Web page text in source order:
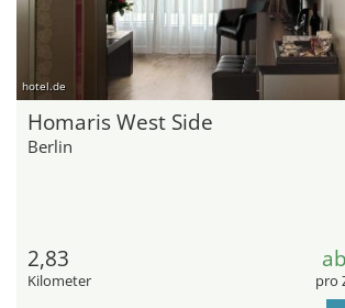
hotel.de
Homaris West Side
Berlin
2,83
Kilometer pro